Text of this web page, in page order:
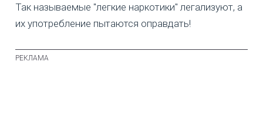
Так называемые "легкие наркотики" легализуют, а
их употребление пытаются оправдать!